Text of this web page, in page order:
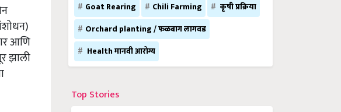
आणि
झाली
Goat Rearing
Chili Farming
कृषी प्रक्रिया
Orchard planting / फळबाग लागवड
Health मानवी आरोग्य
Top Stories